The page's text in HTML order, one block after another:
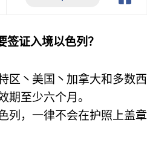
签证入境以色列？
区丶美国丶加拿大和多数
期至少六个月。
列，一律不会在护照上盖